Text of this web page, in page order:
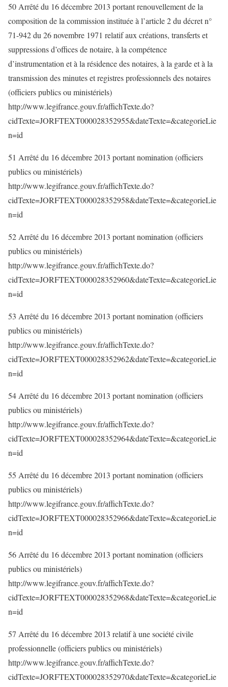
50 Arrêté du 16 décembre 2013 portant renouvellement de la
composition de la commission instituée à l’article 2 du décret n°
71-942 du 26 novembre 1971 relatif aux créations, transferts et
suppressions d’offices de notaire, à la compétence
d’instrumentation et à la résidence des notaires, à la garde et à la
transmission des minutes et registres professionnels des notaires
(officiers publics ou ministériels)
http://www.legifrance.gouv.fr/affichTexte.do?
cidTexte=JORFTEXT000028352955&dateTexte=&categorieLie
n=id
51 Arrêté du 16 décembre 2013 portant nomination (officiers
publics ou ministériels)
http://www.legifrance.gouv.fr/affichTexte.do?
cidTexte=JORFTEXT000028352958&dateTexte=&categorieLie
n=id
52 Arrêté du 16 décembre 2013 portant nomination (officiers
publics ou ministériels)
http://www.legifrance.gouv.fr/affichTexte.do?
cidTexte=JORFTEXT000028352960&dateTexte=&categorieLie
n=id
53 Arrêté du 16 décembre 2013 portant nomination (officiers
publics ou ministériels)
http://www.legifrance.gouv.fr/affichTexte.do?
cidTexte=JORFTEXT000028352962&dateTexte=&categorieLie
n=id
54 Arrêté du 16 décembre 2013 portant nomination (officiers
publics ou ministériels)
http://www.legifrance.gouv.fr/affichTexte.do?
cidTexte=JORFTEXT000028352964&dateTexte=&categorieLie
n=id
55 Arrêté du 16 décembre 2013 portant nomination (officiers
publics ou ministériels)
http://www.legifrance.gouv.fr/affichTexte.do?
cidTexte=JORFTEXT000028352966&dateTexte=&categorieLie
n=id
56 Arrêté du 16 décembre 2013 portant nomination (officiers
publics ou ministériels)
http://www.legifrance.gouv.fr/affichTexte.do?
cidTexte=JORFTEXT000028352968&dateTexte=&categorieLie
n=id
57 Arrêté du 16 décembre 2013 relatif à une société civile
professionnelle (officiers publics ou ministériels)
http://www.legifrance.gouv.fr/affichTexte.do?
cidTexte=JORFTEXT000028352970&dateTexte=&categorieLie